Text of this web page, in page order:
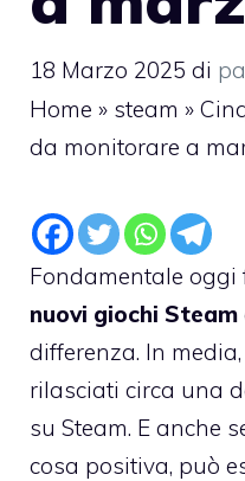
18 Marzo 2025 di
Home » steam »
da monitorare a
Fondamentale oggi
nuovi giochi Steam
differenza. In
rilasciati circa una
su Steam. E anche
cosa positiva, può